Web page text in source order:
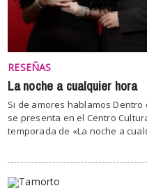
RESEÑAS
La noche a cualquier hora
Si de amores hablamos Dentro
se presenta en el Centro
temporada de «La noche a